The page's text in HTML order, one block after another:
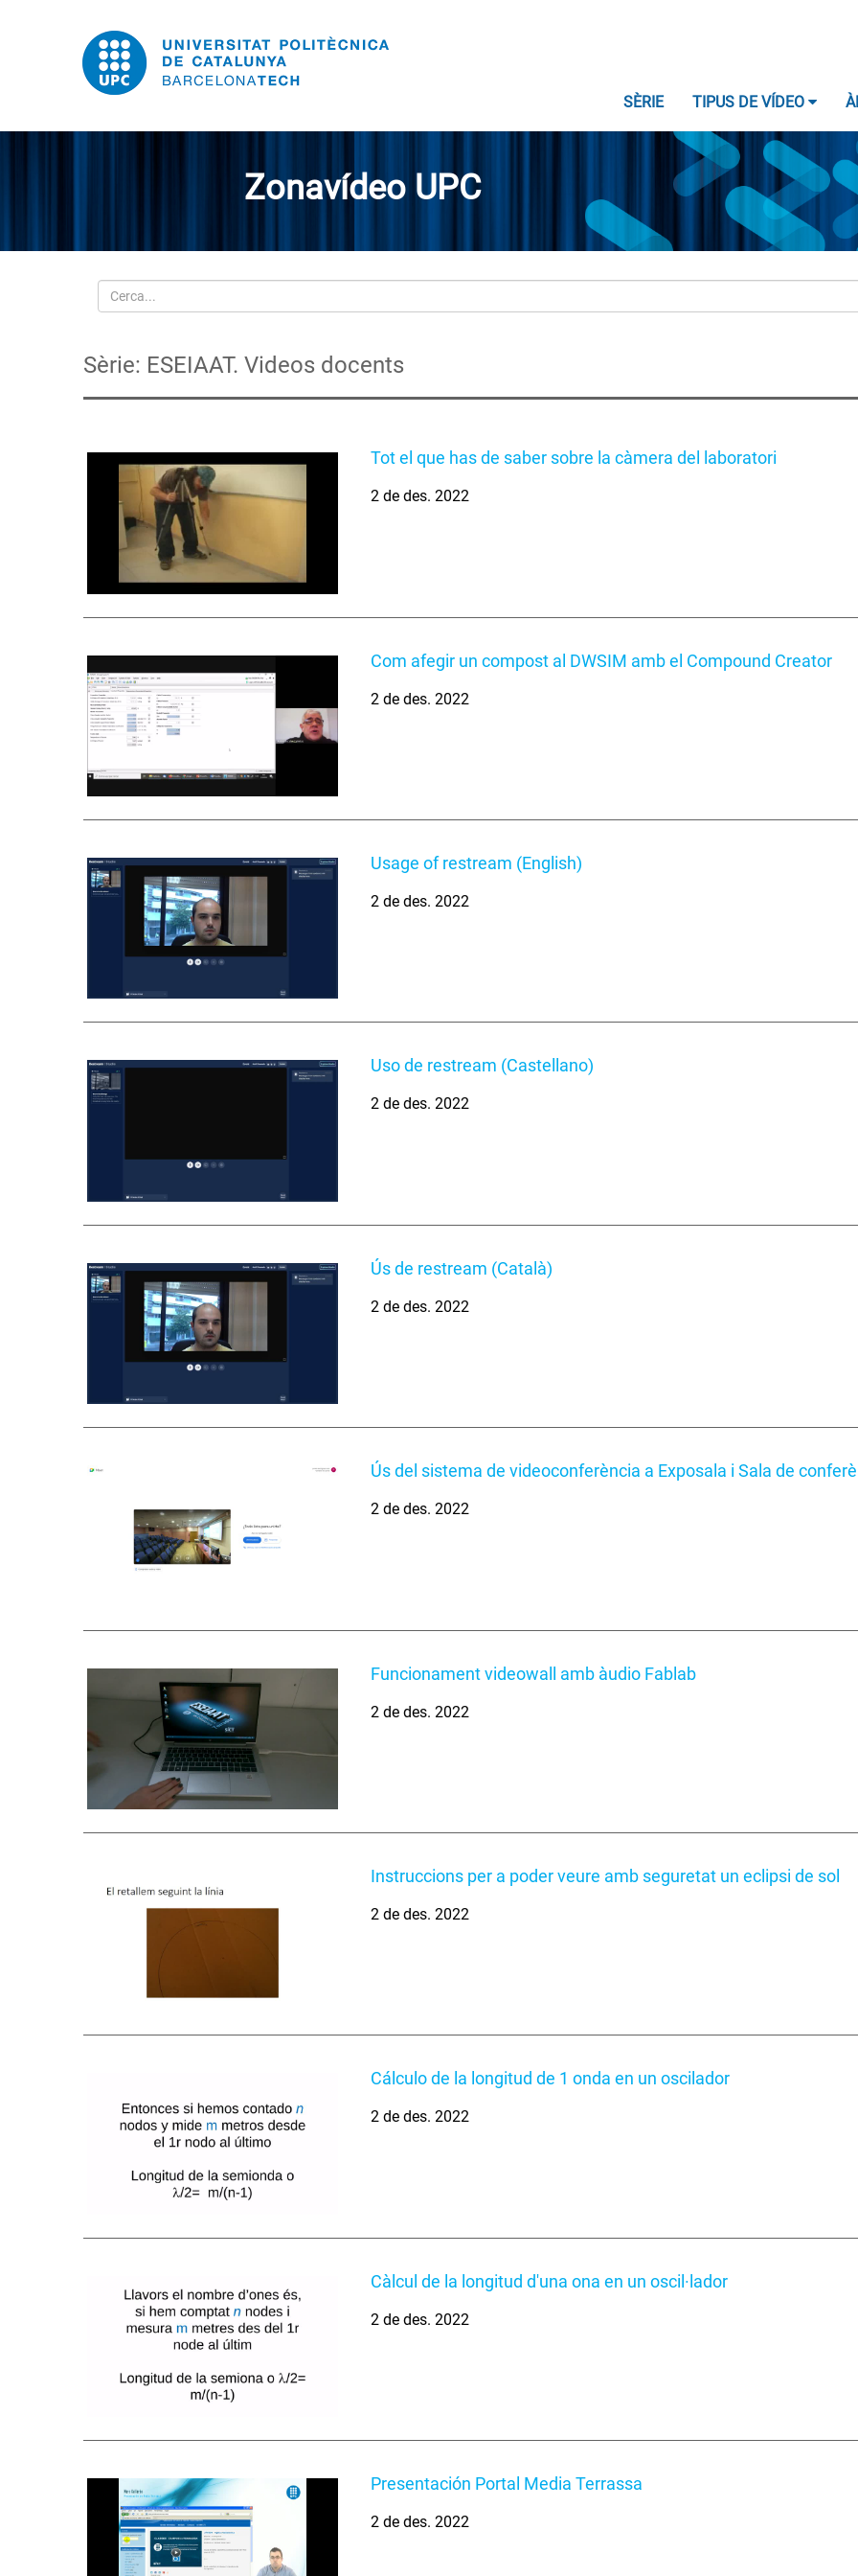
SÈRIE TIPUS DE VÍDEO
Zonavídeo UPC
Cerca
Sèrie: ESEIAAT. Videos docents
Tot el que has de saber sobre la càmera del laboratori
2 de des. 2022
Com afegir un compost al DWSIM amb el Compound Creator
2 de des. 2022
Usage of restream (English)
2 de des. 2022
Uso de restream (Castellano)
2 de des. 2022
Ús de restream (Català)
2 de des. 2022
Ús del sistema de videoconferència a Exposala i Sala de
2 de des. 2022
Funcionament videowall amb àudio Fablab
2 de des. 2022
Instruccions per a poder veure amb seguretat un eclipsi de sol
2 de des. 2022
Cálculo de la longitud de 1 onda en un oscilador
2 de des. 2022
Càlcul de la longitud d'una ona en un oscil·lador
2 de des. 2022
Presentación Portal Media Terrassa
2 de des. 2022